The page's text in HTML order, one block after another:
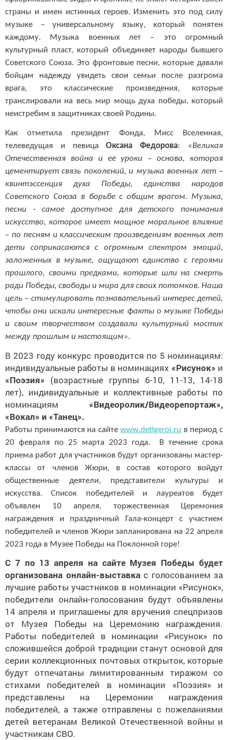
страны и имен истинных героев. Изменить это под силу
музыке – универсальному языку, который понятен
каждому. Музыка военных лет – это огромный
культурный пласт, который объединяет народы бывшего
Советского Союза. Это фронтовые песни, которые давали
бойцам надежду увидеть свои семьи после разгрома
врага, это классические произведения, которые
транслировали на весь мир мощь духа победы, который
неистребим в защитниках своей Родины.
Как отметила президент Фонда, Мисс Вселенная,
телеведущая и певицаОксана Федорова: «Великая
Отечественная война и ее уроки – основа, которая
цементирует связь поколений, и музыка военных лет –
квинтэссенция духа Победы, единства народов
Советского Союза в борьбе с общим врагом. Музыка,
песни - самое доступное для детского понимания
искусство, которое имеет мощное моральное влияние
– по песням и классическим произведениям военных лет
дети соприкасаются с огромным спектром эмоций,
заложенных в музыке, ощущают единство с героями
прошлого, своими предками, которые шли на смерть
ради Победы, свободы и мира для своих потомков. Наша
цель – стимулировать познавательный интерес детей,
чтобы они искали интересные факты о музыке Победы
и своим творчеством создавали культурный мостик
между прошлым и настоящим».
В 2023 году конкурс проводится по 5 номинациям:
индивидуальные работы в номинациях «Рисунок» и
«Поэзия» (возрастные группы 6-10, 11-13, 14-18
лет), индивидуальные и коллективные работы по
номинациям «Видеоролик/Видеорепортаж»,
«Вокал» и «Танец».
Работы принимаются на сайтеwww.detigeroi.ru в период с
20 февраля по 25 марта 2023 года. В течение срока
приема работ для участников будут организованы мастер-
классы от членов Жюри, в состав которого войдут
общественные деятели, представители культуры и
искусства. Список победителей и лауреатов будет
объявлен 10 апреля, торжественная Церемония
награждения и праздничный Гала-концерт с участием
победителей и членов Жюри запланирована на 22 апреля
2023 года в Музее Победы на Поклонной горе!
С 7 по 13 апреля на сайте Музея Победы будет
организована онлайн-выставкас голосованием за
лучшие работы участников в номинации «Рисунок»,
победители онлайн-голосования будут объявлены
14 апреля и приглашены для вручения спецпризов
от Музея Победы на Церемонию награждения.
Работы победителей в номинации «Рисунок» по
сложившейся доброй традиции станут основой для
серии коллекционных почтовых открыток, которые
будут отпечатаны лимитированным тиражом со
стихами победителей в номинации «Поэзия» и
представлены на Церемонии награждения
победителей, а также отправлены с пожеланиями
детей ветеранам Великой Отечественной войны и
участникам СВО.